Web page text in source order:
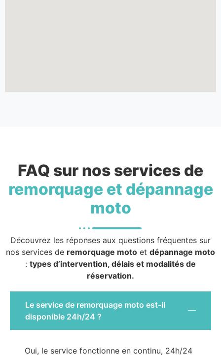
FAQ sur nos services de
remorquage et dépannage
moto
Découvrez les réponses aux questions fréquentes sur
nos services de remorquage moto et dépannage moto
: types d’intervention, délais et modalités de
réservation.
Le service de remorquage moto est-il
disponible 24h/24 ?
Oui, le service fonctionne en continu, 24h/24